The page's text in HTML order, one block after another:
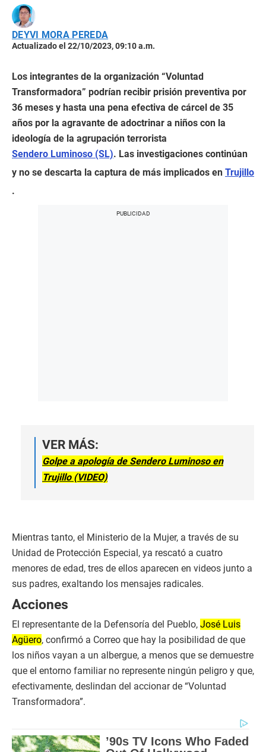
DEYVI MORA PEREDA
Actualizado el 22/10/2023, 09:10 a.m.
Los integrantes de la organización “Voluntad
Transformadora” podrían recibir prisión preventiva por
36 meses y hasta una pena efectiva de cárcel de 35
años por la agravante de adoctrinar a niños con la
ideología de la agrupación terrorista
Sendero Luminoso (SL). Las investigaciones continúan
y no se descarta la captura de más implicados en Trujillo
.
VER MÁS:
Golpe a apología de Sendero Luminoso en
Trujillo (VIDEO)
Mientras tanto, el Ministerio de la Mujer, a través de su
Unidad de Protección Especial, ya rescató a cuatro
menores de edad, tres de ellos aparecen en videos junto a
sus padres, exaltando los mensajes radicales.
Acciones
El representante de la Defensoría del Pueblo, José Luis
Agüero, confirmó a Correo que hay la posibilidad de que
los niños vayan a un albergue, a menos que se demuestre
que el entorno familiar no represente ningún peligro y que,
efectivamente, deslindan del accionar de “Voluntad
Transformadora”.